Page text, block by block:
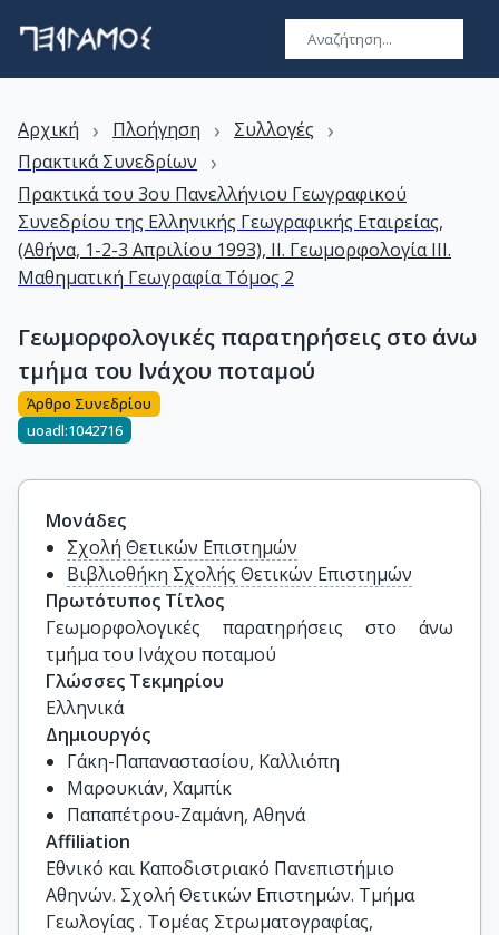
Αρχική › Πλοήγηση › Συλλογές ›
Πρακτικά Συνεδρίων ›
Πρακτικά του 3ου Πανελλήνιου Γεωγραφικού
Συνεδρίου της Ελληνικής Γεωγραφικής Εταιρείας,
(Αθήνα, 1-2-3 Απριλίου 1993), IΙ. Γεωμορφολογία ΙΙΙ.
Μαθηματική Γεωγραφία Τόμος 2
Γεωμορφολογικές παρατηρήσεις στο άνω
τμήμα του Ινάχου ποταμού
Άρθρο Συνεδρίου
uoadl:1042716
Μονάδες
Σχολή Θετικών Επιστημών
Βιβλιοθήκη Σχολής Θετικών Επιστημών
Πρωτότυπος Τίτλος
Γεωμορφολογικές παρατηρήσεις στο άνω
τμήμα του Ινάχου ποταμού
Γλώσσες Τεκμηρίου
Ελληνικά
Δημιουργός
Γάκη-Παπαναστασίου, Καλλιόπη
Μαρουκιάν, Χαμπίκ
Παπαπέτρου-Ζαμάνη, Αθηνά
Affiliation
Εθνικό και Καποδιστριακό Πανεπιστήμιο
Αθηνών. Σχολή Θετικών Επιστημών. Τμήμα
Γεωλογίας . Τομέας Στρωματογραφίας,